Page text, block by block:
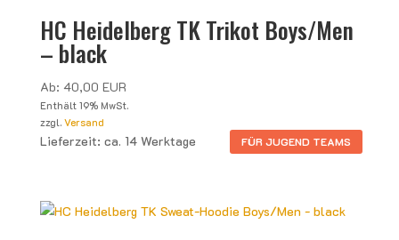
FÜR JUGEND TEAMS
HC Heidelberg TK Trikot Boys/Men
– black
Ab: 40,00 EUR
Enthält 19% MwSt.
zzgl. Versand
Lieferzeit: ca. 14 Werktage